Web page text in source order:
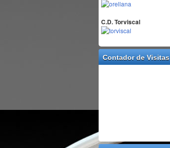
C.D. Torviscal
Contador de Visitas